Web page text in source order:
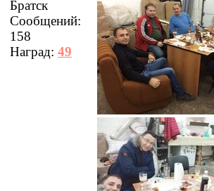
Братск
Сообщений:
158
Наград: 49